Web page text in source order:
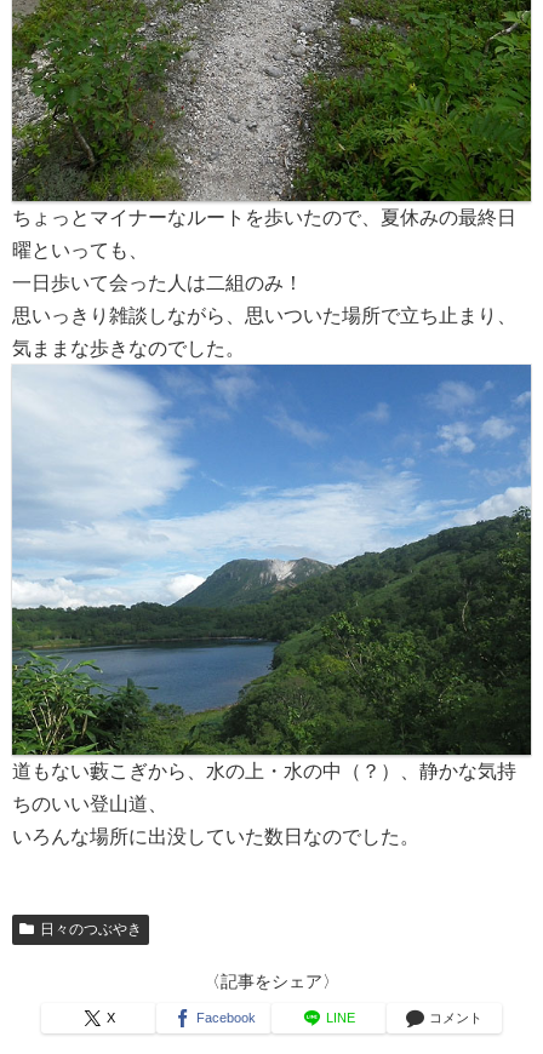
ちょっとマイナーなルートを歩いたので、夏休みの最終日
曜といっても、
一日歩いて会った人は二組のみ！
思いっきり雑談しながら、思いついた場所で立ち止まり、
気ままな歩きなのでした。
道もない藪こぎから、水の上・水の中（？）、静かな気持
ちのいい登山道、
いろんな場所に出没していた数日なのでした。
日々のつぶやき
〈記事をシェア〉
X Facebook LINE コメント